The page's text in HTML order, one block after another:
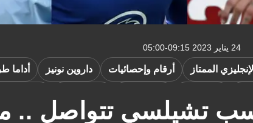
24 يناير 2023 09:15-05:00
تشيلسي تتواصل ..
الممتاز أرقام وإحصائيات داروين نونيز أداما
سيتي مانشستر يونايتد ليفربول